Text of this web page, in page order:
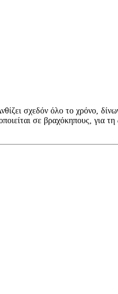
σχεδόν όλο το χρόνο,
σε βραχόκηπους,